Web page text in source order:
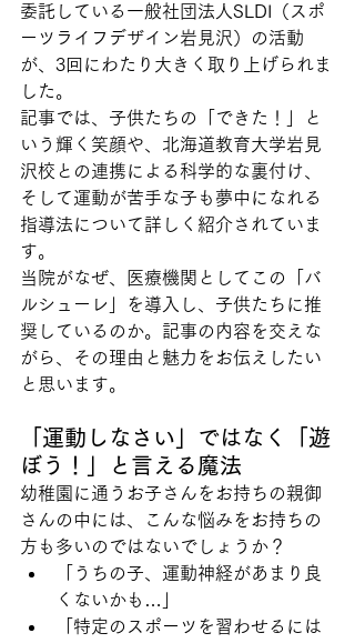
委託している一般社団法人SLDI（スポ
ーツライフデザイン岩見沢）の活動
が、3回にわたり大きく取り上げられま
した。
記事では、子供たちの「できた！」と
いう輝く笑顔や、北海道教育大学岩見
沢校との連携による科学的な裏付け、
そして運動が苦手な子も夢中になれる
指導法について詳しく紹介されていま
す。
当院がなぜ、医療機関としてこの「バ
ルシューレ」を導入し、子供たちに推
奨しているのか。記事の内容を交えな
がら、その理由と魅力をお伝えしたい
と思います。
「運動しなさい」ではなく「遊
ぼう！」と言える魔法
幼稚園に通うお子さんをお持ちの親御
さんの中には、こんな悩みをお持ちの
方も多いのではないでしょうか？
「うちの子、運動神経があまり良
くないかも…」
「特定のスポーツを習わせるには